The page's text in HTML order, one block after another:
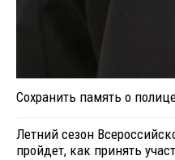
Сохранить память о
Летний сезон
пройдет, как принять